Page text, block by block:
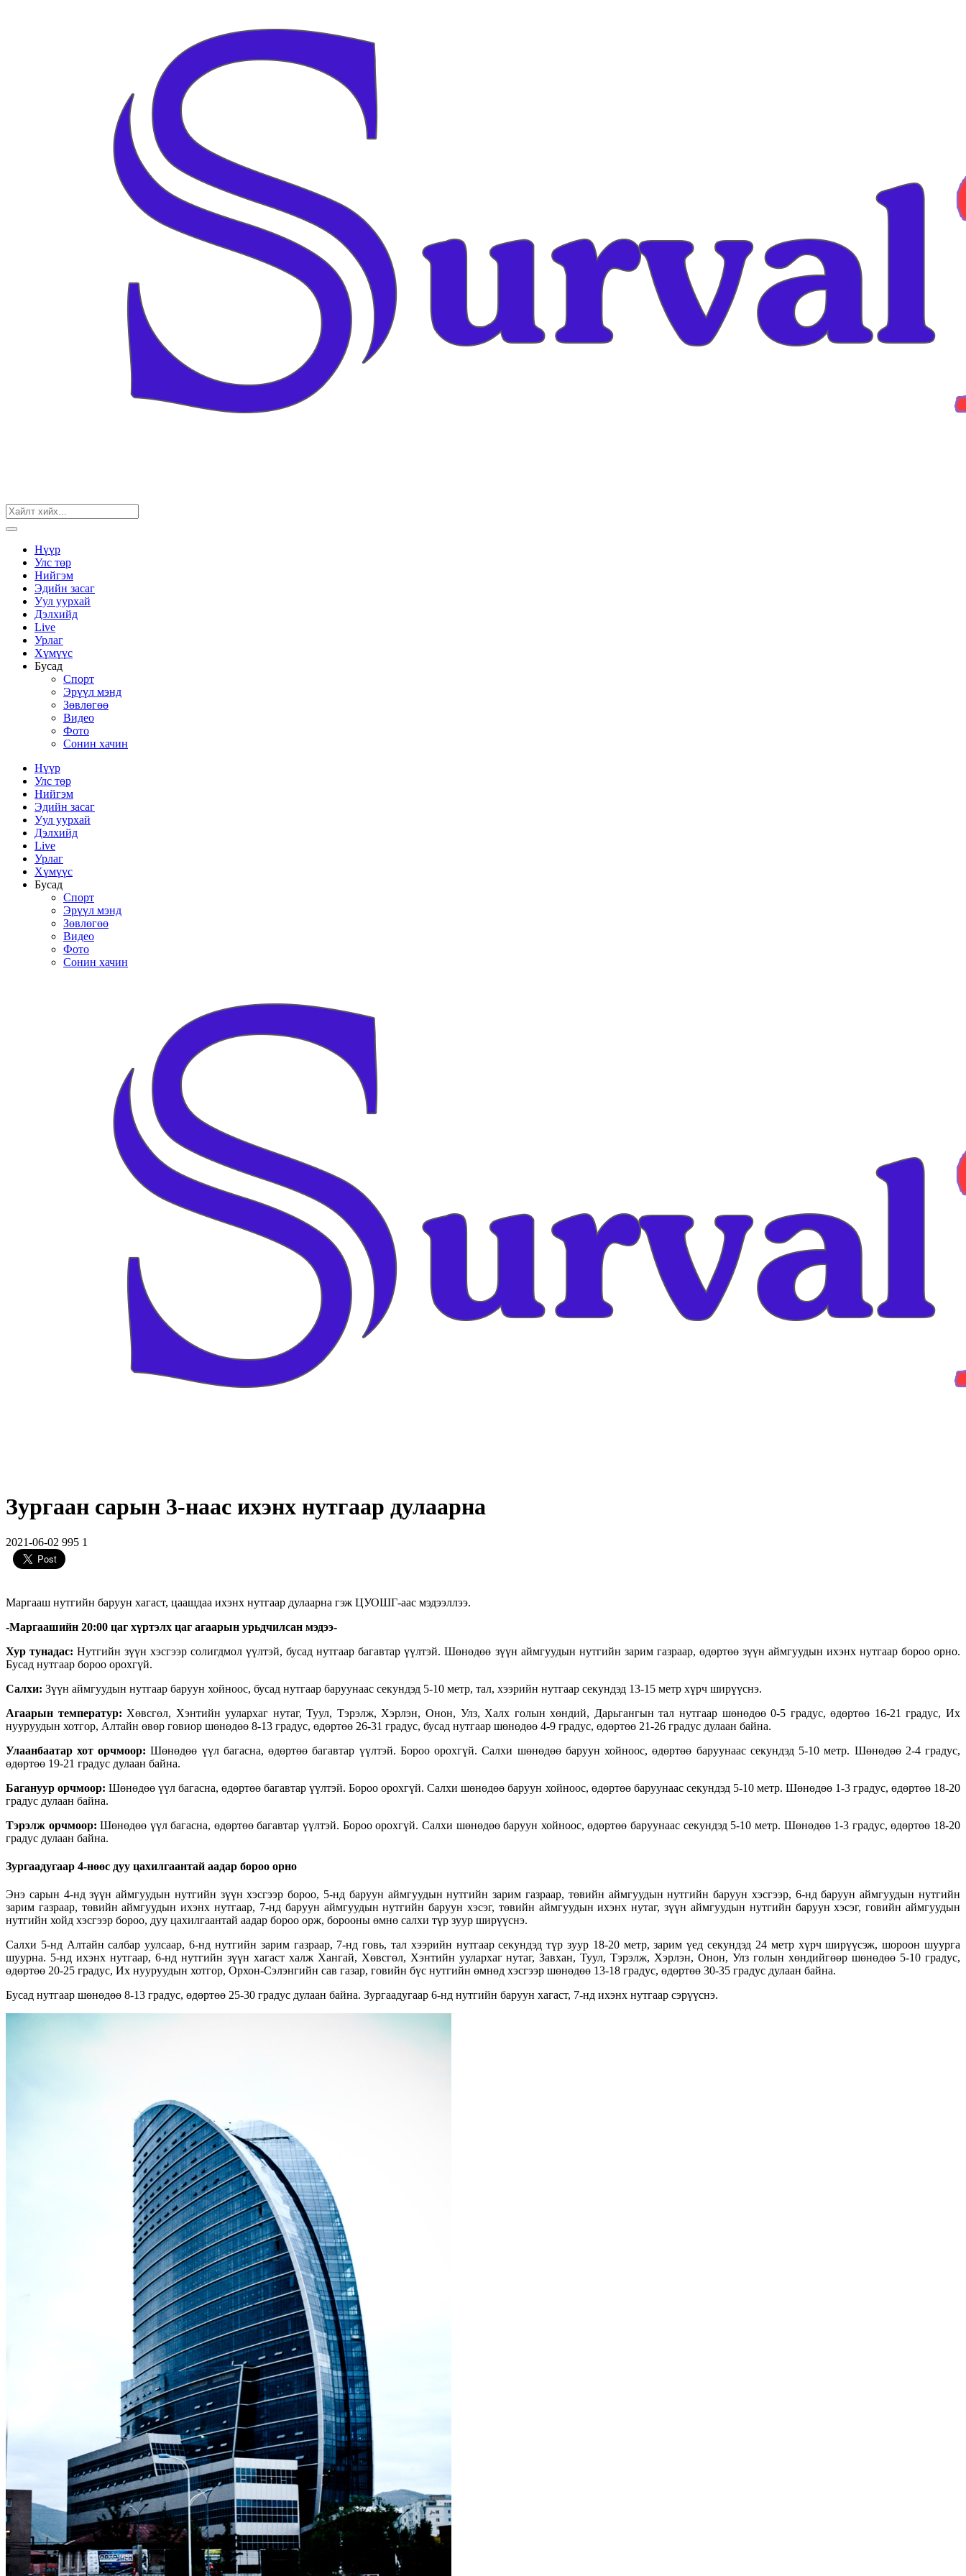
Нүүр
Улс төр
Нийгэм
Эдийн засаг
Уул уурхай
Дэлхийд
Live
Урлаг
Хүмүүс
Бусад
Спорт
Эрүүл мэнд
Зөвлөгөө
Видео
Фото
Сонин хачин
Нүүр
Улс төр
Нийгэм
Эдийн засаг
Уул уурхай
Дэлхийд
Live
Урлаг
Хүмүүс
Бусад
Спорт
Эрүүл мэнд
Зөвлөгөө
Видео
Фото
Сонин хачин
Зургаан сарын 3-наас ихэнх нутгаар дулаарна
2021-06-02 995 1
Маргааш нутгийн баруун хагаст, цаашдаа ихэнх нутгаар дулаарна гэж ЦУОШГ-аас мэдээллээ.
-Маргаашийн 20:00 цаг хүртэлх цаг агаарын урьдчилсан мэдээ-
Хур тунадас: Нутгийн зүүн хэсгээр солигдмол үүлтэй, бусад нутгаар багавтар үүлтэй. Шөнөдөө зүүн аймгуудын нутгийн зарим газраар, өдөртөө зүүн аймгуудын ихэнх нутгаар бороо орно.
Бусад нутгаар бороо орохгүй.
Салхи: Зүүн аймгуудын нутгаар баруун хойноос, бусад нутгаар баруунаас секундэд 5-10 метр, тал, хээрийн нутгаар секундэд 13-15 метр хүрч ширүүснэ.
Агаарын температур: Хөвсгөл, Хэнтийн уулархаг нутаг, Туул, Тэрэлж, Хэрлэн, Онон, Улз, Халх голын хөндий, Дарьгангын тал нутгаар шөнөдөө 0-5 градус, өдөртөө 16-21 градус, Их
нууруудын хотгор, Алтайн өвөр говиор шөнөдөө 8-13 градус, өдөртөө 26-31 градус, бусад нутгаар шөнөдөө 4-9 градус, өдөртөө 21-26 градус дулаан байна.
Улаанбаатар хот орчмоор: Шөнөдөө үүл багасна, өдөртөө багавтар үүлтэй. Бороо орохгүй. Салхи шөнөдөө баруун хойноос, өдөртөө баруунаас секундэд 5-10 метр. Шөнөдөө 2-4 градус,
өдөртөө 19-21 градус дулаан байна.
Багануур орчмоор: Шөнөдөө үүл багасна, өдөртөө багавтар үүлтэй. Бороо орохгүй. Салхи шөнөдөө баруун хойноос, өдөртөө баруунаас секундэд 5-10 метр. Шөнөдөө 1-3 градус, өдөртөө 18-20
градус дулаан байна.
Тэрэлж орчмоор: Шөнөдөө үүл багасна, өдөртөө багавтар үүлтэй. Бороо орохгүй. Салхи шөнөдөө баруун хойноос, өдөртөө баруунаас секундэд 5-10 метр. Шөнөдөө 1-3 градус, өдөртөө 18-20
градус дулаан байна.
Зургаадугаар 4-нөөс дуу цахилгаантай аадар бороо орно
Энэ сарын 4-нд зүүн аймгуудын нутгийн зүүн хэсгээр бороо, 5-нд баруун аймгуудын нутгийн зарим газраар, төвийн аймгуудын нутгийн баруун хэсгээр, 6-нд баруун аймгуудын нутгийн
зарим газраар, төвийн аймгуудын ихэнх нутгаар, 7-нд баруун аймгуудын нутгийн баруун хэсэг, төвийн аймгуудын ихэнх нутаг, зүүн аймгуудын нутгийн баруун хэсэг, говийн аймгуудын
нутгийн хойд хэсгээр бороо, дуу цахилгаантай аадар бороо орж, борооны өмнө салхи түр зуур ширүүснэ.
Салхи 5-нд Алтайн салбар уулсаар, 6-нд нутгийн зарим газраар, 7-нд говь, тал хээрийн нутгаар секундэд түр зуур 18-20 метр, зарим үед секундэд 24 метр хүрч ширүүсэж, шороон шуурга
шуурна. 5-нд ихэнх нутгаар, 6-нд нутгийн зүүн хагаст халж Хангай, Хөвсгөл, Хэнтийн уулархаг нутаг, Завхан, Туул, Тэрэлж, Хэрлэн, Онон, Улз голын хөндийгөөр шөнөдөө 5-10 градус,
өдөртөө 20-25 градус, Их нууруудын хотгор, Орхон-Сэлэнгийн сав газар, говийн бүс нутгийн өмнөд хэсгээр шөнөдөө 13-18 градус, өдөртөө 30-35 градус дулаан байна.
Бусад нутгаар шөнөдөө 8-13 градус, өдөртөө 25-30 градус дулаан байна. Зургаадугаар 6-нд нутгийн баруун хагаст, 7-нд ихэнх нутгаар сэрүүснэ.